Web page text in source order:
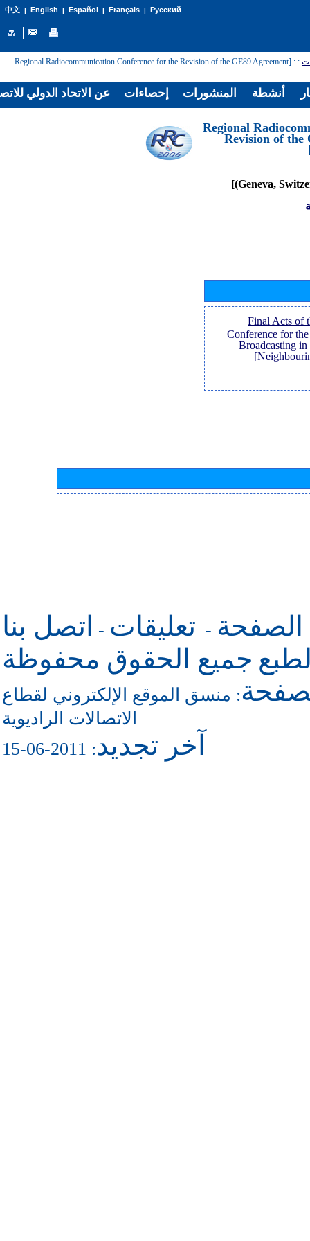
中文| English | Español | Français| Русский
:
: [Regional Radiocommunication Conference for the Revision of the GE89 Agreement
[Regional
Revision of the
[Final Acts of
Conference for
Broadcasting
الصفحة - تعليقات -
اتصل بنا
جميع الحقوق محفوظة
: منسق الموقع الإلكتروني لقطاع
الاتصالات الراديوية
آخر تجديد: 2011-06-15
عن الاتحاد الدولي إحصاءات المنشورات أنشطة